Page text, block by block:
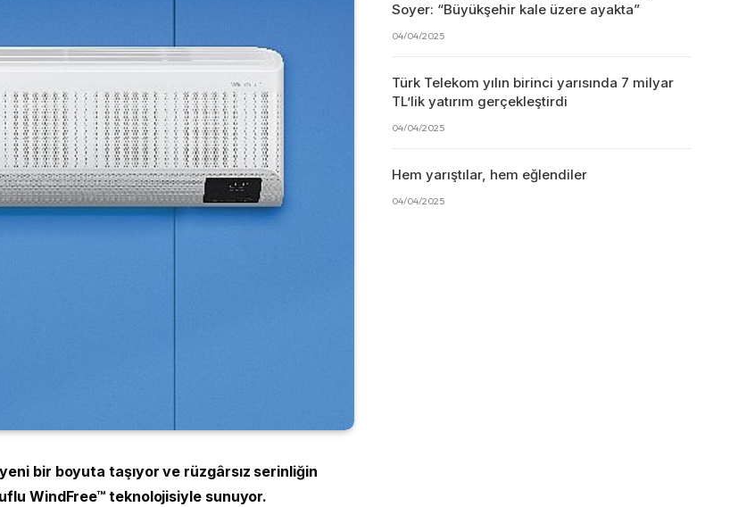
bir boyuta taşıyor ve rüzgârsız serinliğin
WindFree™ teknolojisiyle sunuyor.
Soyer: “Büyükşehir kale üzere ayakta”
04/04/2025
Türk Telekom yılın birinci yarısında 7 milyar
TL’lik yatırım gerçekleştirdi
04/04/2025
Hem yarıştılar, hem eğlendiler
04/04/2025